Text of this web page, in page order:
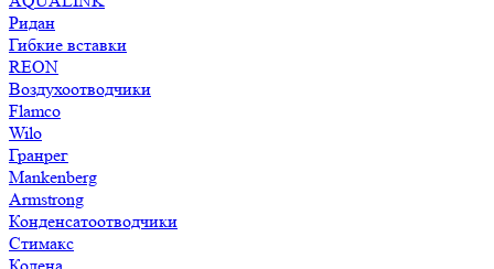
Ридан
Гибкие вставки
REON
Воздухоотводчики
Flamco
Wilo
Гранрег
Mankenberg
Armstrong
Конденсатоотводчики
Стимакс